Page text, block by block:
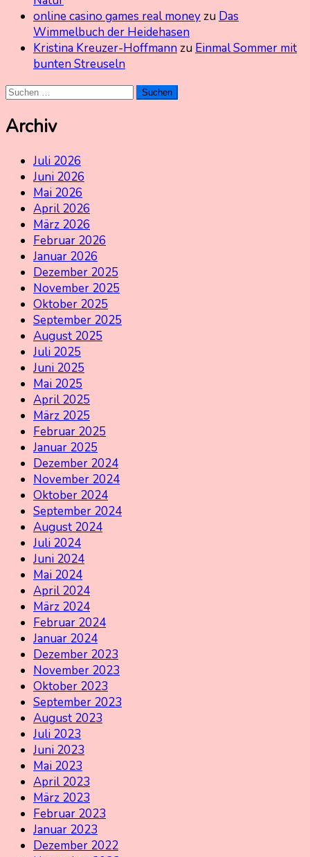
online casino games real moneyzu Das
Wimmelbuch der Heidehasen
Kristina Kreuzer-Hoffmannzu Einmal Sommer mit
bunten Streuseln
Suchen
Archiv
Juli 2026
Juni 2026
Mai 2026
April 2026
März 2026
Februar 2026
Januar 2026
Dezember 2025
November 2025
Oktober 2025
September 2025
August 2025
Juli 2025
Juni 2025
Mai 2025
April 2025
März 2025
Februar 2025
Januar 2025
Dezember 2024
November 2024
Oktober 2024
September 2024
August 2024
Juli 2024
Juni 2024
Mai 2024
April 2024
März 2024
Februar 2024
Januar 2024
Dezember 2023
November 2023
Oktober 2023
September 2023
August 2023
Juli 2023
Juni 2023
Mai 2023
April 2023
März 2023
Februar 2023
Januar 2023
Dezember 2022